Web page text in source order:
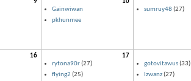
9
10
Gainwiwan
pkhunmee
sumruy48 (27)
16
17
rytona90r(27)
flying2 (25)
gotovitawus(33)
lzwanz(27)